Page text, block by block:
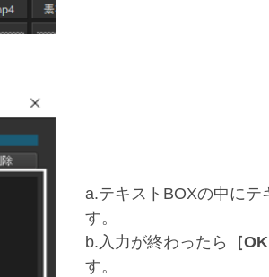
a.テキストBOXの中にテ
す。
b.入力が終わったら
［OK
す。